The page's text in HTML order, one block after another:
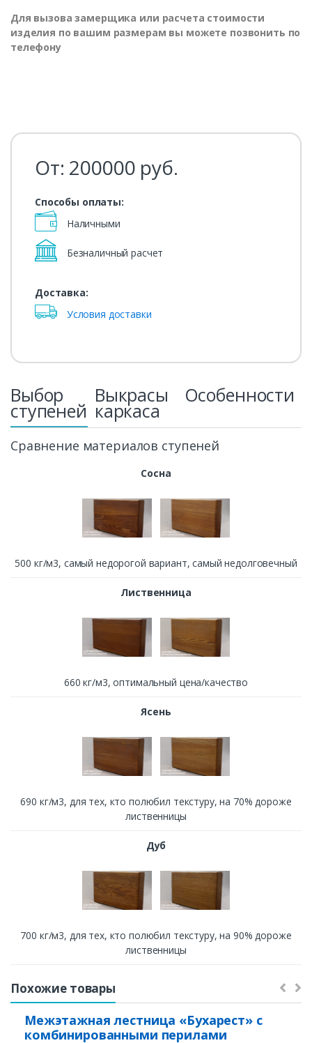
Для вызова замерщика или расчета стоимости
изделия по вашим размерам вы можете позвонить по
телефону
От: 200000 руб.
Способы оплаты:
Наличными
Безналичный расчет
Доставка:
Условия доставки
Выбор
ступеней
Выкрасы
каркаса
Особенности
Сравнение материалов ступеней
Сосна
500 кг/м3, cамый недорогой вариант, самый недолговечный
Лиственница
660 кг/м3, оптимальный цена/качество
Ясень
690 кг/м3, для тех, кто полюбил текстуру, на 70% дороже
лиственницы
Дуб
700 кг/м3, для тех, кто полюбил текстуру, на 90% дороже
лиственницы
Похожие товары
Межэтажная лестница «Бухарест» с
комбинированными перилами